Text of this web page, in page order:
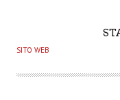
U
H
SITO WEB